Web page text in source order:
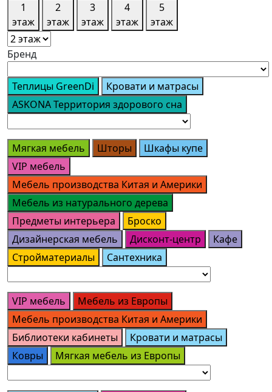
1
этаж
2
этаж
3
этаж
4
этаж
5
этаж
Бренд
Теплицы GreenDi
Кровати и матрасы
ASKONA Территория здорового сна
Мягкая мебель Шторы
Шкафы купе
VIP мебель
Мебель производства Китая и Америки
Мебель из натурального дерева
Предметы интерьера
Броско
Дизайнерская мебель
Дисконт-центр
Кафе
Стройматериалы
Сантехника
VIP мебель
Мебель из Европы
Мебель производства Китая и Америки
Библиотеки кабинеты
Кровати и матрасы
Ковры
Мягкая мебель из Европы